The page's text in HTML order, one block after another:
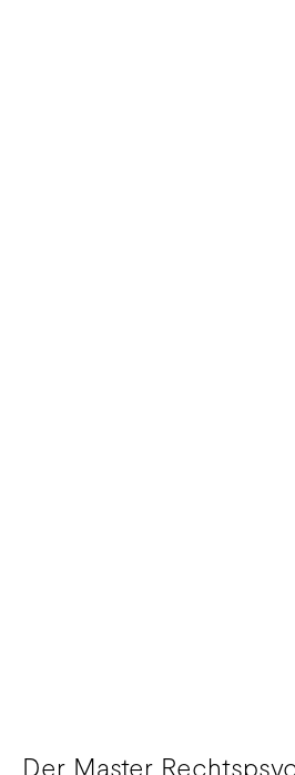
Der Master